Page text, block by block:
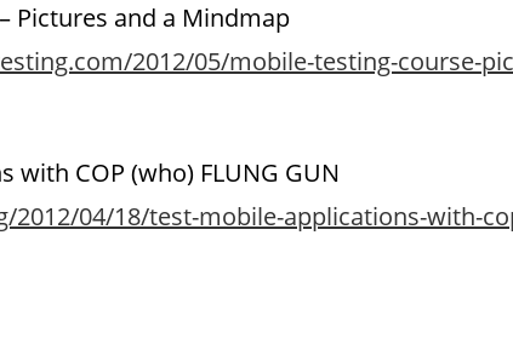
Pictures and a Mindmap
2012/05/mobile-testing-course-
with COP (who) FLUNG GUN
04/18/test-mobile-applications-with-